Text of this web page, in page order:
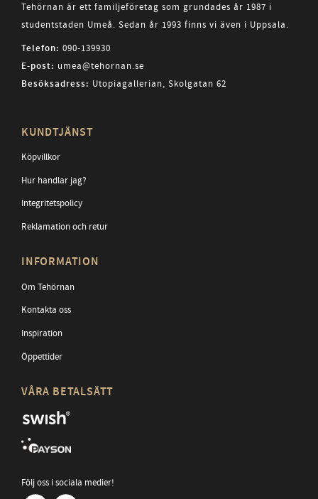
Tehörnan är ett familjeföretag som grundades år 1987 i
studentstaden Umeå. Sedan år 1993 finns vi även i Uppsala.
Telefon: 090-139930
E-post: umea@tehornan.se
Besöksadress: Utopiagallerian, Skolgatan 62
KUNDTJÄNST
Köpvillkor
Hur handlar jag?
Integritetspolicy
Reklamation och retur
INFORMATION
Om Tehörnan
Kontakta oss
Inspiration
Öppettider
VÅRA BETALSÄTT
Följ oss i sociala medier!